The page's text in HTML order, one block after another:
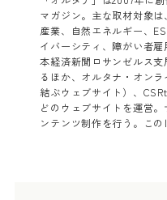
マガジン。主な取材対象
産業、自然エネルギー、
イバーシティ、障がい者
本経済新聞ロサンゼルス
るほか、オルタナ・オン
結ぶウェブサイト）、
どのウェブサイトを運営
ンテンツ制作を行う。この